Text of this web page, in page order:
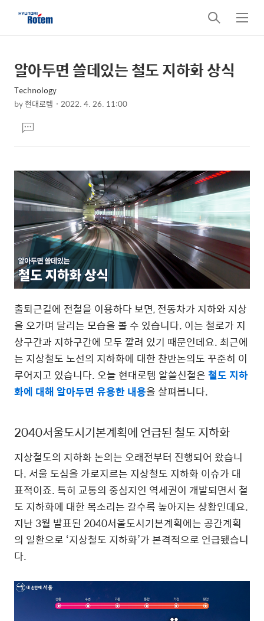
검
색
메
뉴
상
세
컨
텐
츠
본
문
제
목
알아두면 쓸데있는 철도 지하화 상식
Technology
by현대로템 2022. 4. 26. 11:00
문댓
글
출퇴근길에 전철을 이용하다 보면, 전동차가 지하와 지상
을 오가며 달리는 모습을 볼 수 있습니다. 이는 철로가 지
상구간과 지하구간에 모두 깔려 있기 때문인데요. 최근에
는 지상철도 노선의 지하화에 대한 찬반논의도 꾸준히 이
루어지고 있습니다. 오늘 현대로템 알쓸신철은철도 지하
화에 대해 알아두면 유용한 내용을 살펴봅니다.
2040서울도시기본계획에 언급된 철도 지하화
지상철도의 지하화 논의는 오래전부터 진행되어 왔습니
다. 서울 도심을 가로지르는 지상철도 지하화 이슈가 대
표적이죠. 특히 교통의 중심지인 역세권이 개발되면서 철
도 지하화에 대한 목소리는 갈수록 높아지는 상황인데요.
지난 3월 발표된 2040서울도시기본계획에는 공간계획
의 일환으로 ‘지상철도 지하화’가 본격적으로 언급됐습니
다.